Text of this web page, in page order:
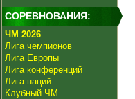
СОРЕВНОВАНИЯ:
ЧМ 2026
Лига чемпионов
Лига Европы
Лига конференций
Лига наций
Клубный ЧМ